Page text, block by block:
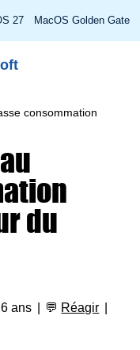
27 MacOS Golden Gate
consommation
du
6 ans 💬 Réagir